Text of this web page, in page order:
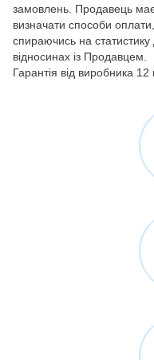
замовлень. Продавець
визначати способи
спираючись на
відносинах із Продавцем.
Гарантія від виробника 12